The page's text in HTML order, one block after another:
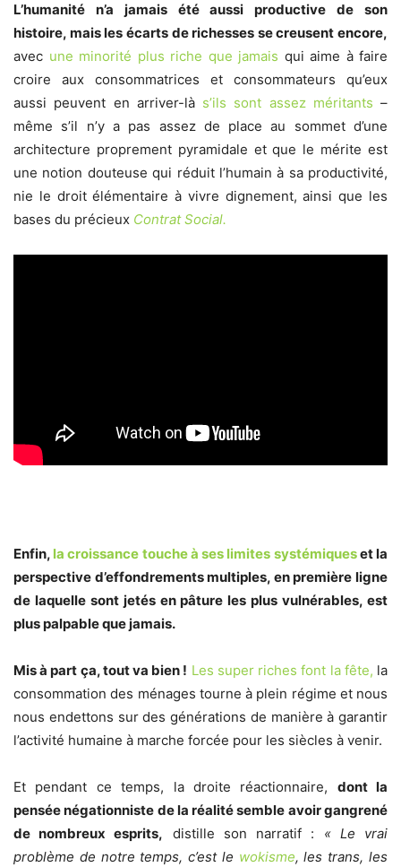
L’humanité n’a jamais été aussi productive de son
histoire, mais les écarts de richesses se creusent encore,
avec une minorité plus riche que jamais qui aime à faire
croire aux consommatrices et consommateurs qu’eux
aussi peuvent en arriver-là s’ils sont assez méritants –
même s’il n’y a pas assez de place au sommet d’une
architecture proprement pyramidale et que le mérite est
une notion douteuse qui réduit l’humain à sa productivité,
nie le droit élémentaire à vivre dignement, ainsi que les
bases du précieux Contrat Social.
Enfin, la croissance touche à ses limites systémiqueset la
perspective d’effondrements multiples, en première ligne
de laquelle sont jetés en pâture les plus vulnérables, est
plus palpable que jamais.
Mis à part ça, tout va bien ! Les super riches font la fête, la
consommation des ménages tourne à plein régime et nous
nous endettons sur des générations de manière à garantir
l’activité humaine à marche forcée pour les siècles à venir.
Et pendant ce temps, la droite réactionnaire, dont la
pensée négationniste de la réalité semble avoir gangrené
de nombreux esprits, distille son narratif : « Le vrai
problème de notre temps, c’est le wokisme, les trans, les